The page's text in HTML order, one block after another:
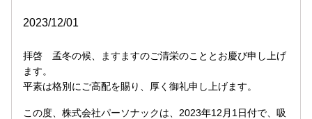
2023/12/01
拝啓 孟冬の候、ますますのご清栄のこととお慶び申し上げ
ます。
平素は格別にご高配を賜り、厚く御礼申し上げます。
この度、株式会社パーソナックは、2023年12月1日付で、吸